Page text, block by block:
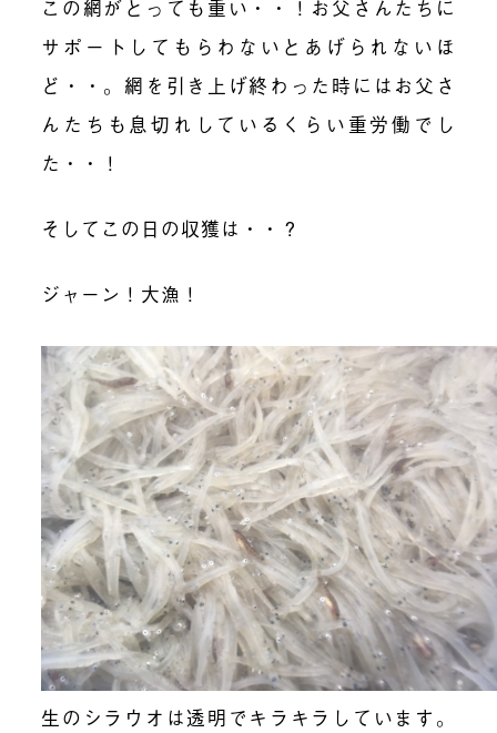
この網がとっても重い・・！お父さんたちに
サポートしてもらわないとあげられないほ
ど・・。網を引き上げ終わった時にはお父さ
んたちも息切れしているくらい重労働でし
た・・！
そしてこの日の収獲は・・？
ジャーン！大漁！
生のシラウオは透明でキラキラしています。